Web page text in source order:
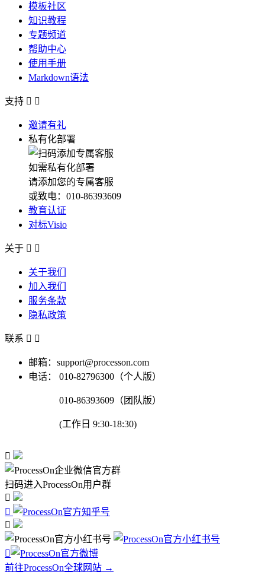
模板社区
知识教程
专题频道
帮助中心
使用手册
Markdown语法
支持  
邀请有礼
私有化部署
如需私有化部署
请添加您的专属客服
或致电：010-86393609
教育认证
对标Visio
关于  
关于我们
加入我们
服务条款
隐私政策
联系  
邮箱：support@processon.com
电话：
010-82796300（个人版）
010-86393609（团队版）
(工作日 9:30-18:30)

扫码进入ProcessOn用户群




前往ProcessOn全球网站 →